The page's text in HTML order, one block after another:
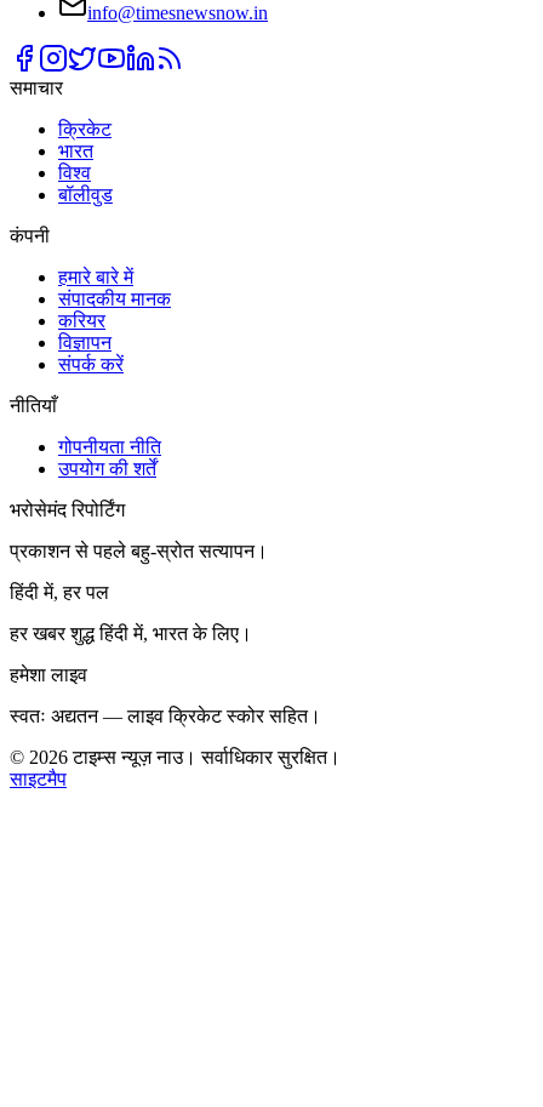
info@timesnewsnow.in
समाचार
क्रिकेट
भारत
विश्व
बॉलीवुड
कंपनी
हमारे बारे में
संपादकीय मानक
करियर
विज्ञापन
संपर्क करें
नीतियाँ
गोपनीयता नीति
उपयोग की शर्तें
भरोसेमंद रिपोर्टिंग
प्रकाशन से पहले बहु-स्रोत सत्यापन।
हिंदी में, हर पल
हर खबर शुद्ध हिंदी में, भारत के लिए।
हमेशा लाइव
स्वतः अद्यतन — लाइव क्रिकेट स्कोर सहित।
© 2026टाइम्स न्यूज़ नाउ। सर्वाधिकार सुरक्षित।
साइटमैप